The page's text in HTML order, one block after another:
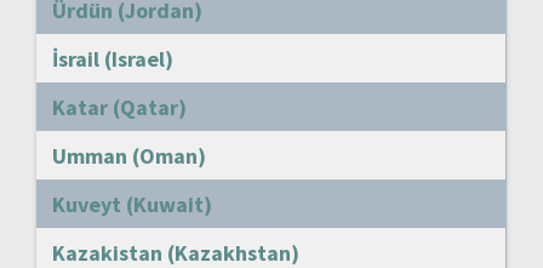
Ürdün (Jordan)
İsrail (Israel)
Katar (Qatar)
Umman (Oman)
Kuveyt (Kuwait)
Kazakistan (Kazakhstan)